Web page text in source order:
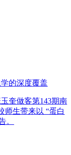
的深度覆盖
奎做客第143期南
师生带来以 “蛋白
。